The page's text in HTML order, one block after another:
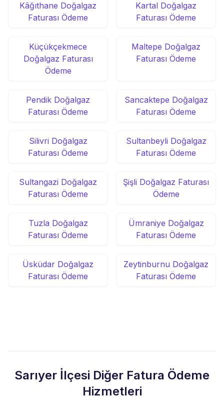
Kâğıthane Doğalgaz
Faturası Ödeme
Kartal Doğalgaz
Faturası Ödeme
Küçükçekmece
Doğalgaz Faturası
Ödeme
Maltepe Doğalgaz
Faturası Ödeme
Pendik Doğalgaz
Faturası Ödeme
Sancaktepe Doğalgaz
Faturası Ödeme
Silivri Doğalgaz
Faturası Ödeme
Sultanbeyli Doğalgaz
Faturası Ödeme
Sultangazi Doğalgaz
Faturası Ödeme
Şişli Doğalgaz Faturası
Ödeme
Tuzla Doğalgaz
Faturası Ödeme
Ümraniye Doğalgaz
Faturası Ödeme
Üsküdar Doğalgaz
Faturası Ödeme
Zeytinburnu Doğalgaz
Faturası Ödeme
Sarıyer İlçesi Diğer Fatura Ödeme
Hizmetleri